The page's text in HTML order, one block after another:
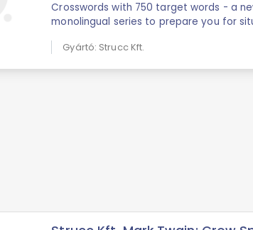
Crosswords with 750 target words - a
monolingual series to prepare you for
Gyártó: Strucc Kft.